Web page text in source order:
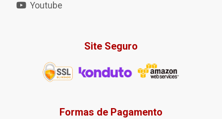
Youtube
Site Seguro
Formas de Pagamento